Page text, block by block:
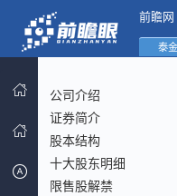
前瞻网
泰
公司介绍
证券简介
股本结构
十大股东明细
限售股解禁